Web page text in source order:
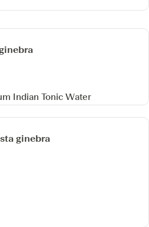
Indian Tonic Water
ginebra